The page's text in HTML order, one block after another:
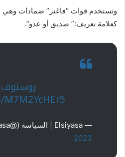
وتستخدم قوات “فاغنر” ضمادات وهي
كعلامة تعريف:” صديق أو عدو”.
#روستوف
— Elsiyasa | السياسة (@elsiyasa)
2023